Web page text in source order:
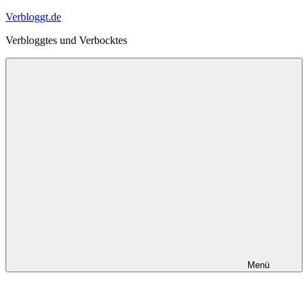
Zum
springen
Verbloggt.de
Verbloggtes und Verbocktes
Menü